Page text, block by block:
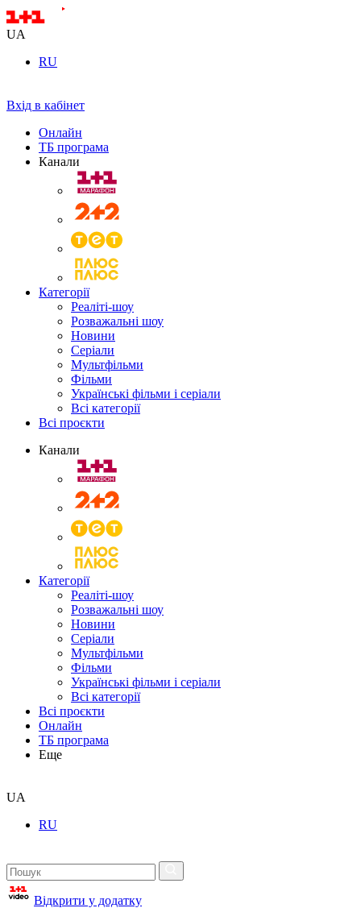
UA
RU
Вхід в кабінет
Онлайн
ТБ програма
Канали
Категорії
Реаліті-шоу
Розважальні шоу
Новини
Серіали
Мультфільми
Фільми
Українські фільми і серіали
Всі категорії
Всі проєкти
Канали
Категорії
Реаліті-шоу
Розважальні шоу
Новини
Серіали
Мультфільми
Фільми
Українські фільми і серіали
Всі категорії
Всі проєкти
Онлайн
ТБ програма
Еще
UA
RU
Відкрити у додатку